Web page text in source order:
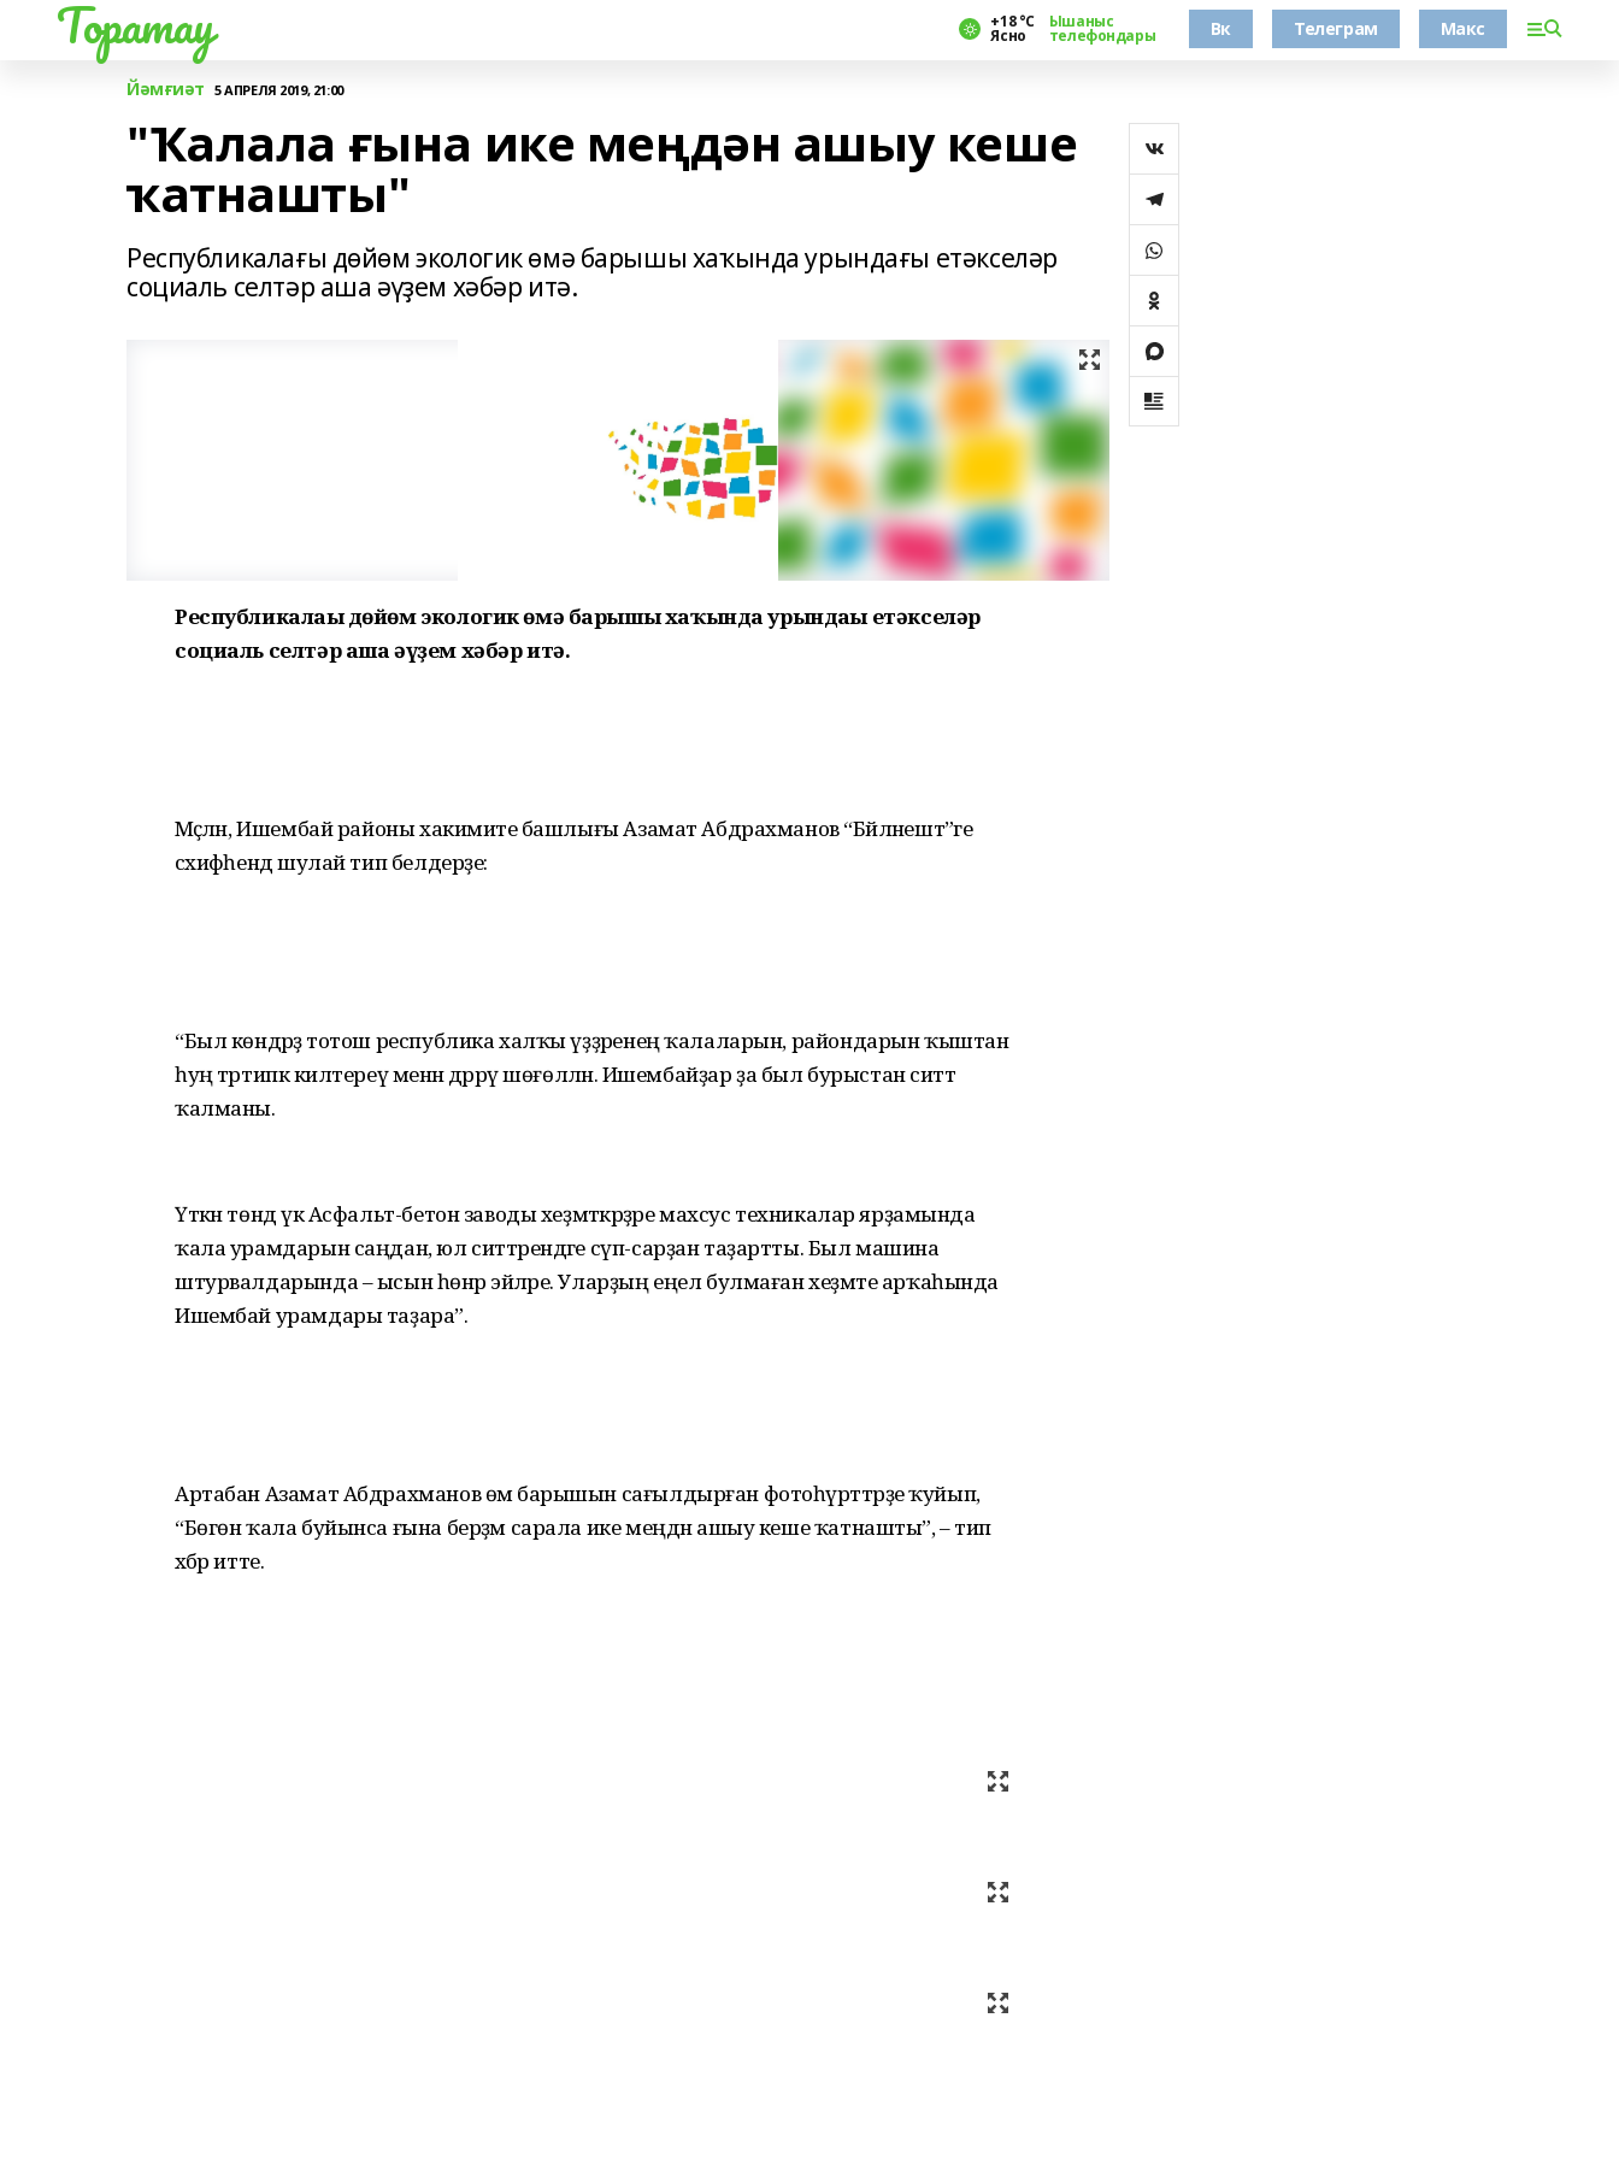
Торатау +18 °С
Ясно
Ышаныс
телефондары Вк Телеграм Макс
Йәмғиәт 5 АПРЕЛЯ 2019, 21:00
"Ҡалала ғына ике меңдән ашыу кеше
ҡатнашты"
Республикалағы дөйөм экологик өмә барышы хаҡында урындағы етәкселәр
социаль селтәр аша әүҙем хәбәр итә.
Республикалағы дөйөм экологик өмә барышы хаҡында урындағы етәкселәр
социаль селтәр аша әүҙем хәбәр итә.
Мәҫәлән, Ишембай районы хакимиәте башлығы Азамат Абдрахманов “Бәйләнештә”ге
сәхифәһендә шулай тип белдерҙе:
“Был көндәрҙә тотош республика халҡы үҙҙәренең ҡалаларын, райондарын ҡыштан
һуң тәртипкә килтереү менән дәррәү шөғөлләнә. Ишембайҙар ҙа был бурыстан ситтә
ҡалманы.
Үткән төндә үк Асфальт-бетон заводы хеҙмәткәрҙәре махсус техникалар ярҙамында
ҡала урамдарын саңдан, юл ситтәрендәге сүп-сарҙан таҙартты. Был машина
штурвалдарында – ысын һөнәр эйәләре. Уларҙың еңел булмаған хеҙмәте арҡаһында
Ишембай урамдары таҙара”.
Артабан Азамат Абдрахманов өмә барышын сағылдырған фотоһүрәттәрҙе ҡуйып,
“Бөгөн ҡала буйынса ғына берҙәм сарала ике меңдән ашыу кеше ҡатнашты”, – тип
хәбәр итте.